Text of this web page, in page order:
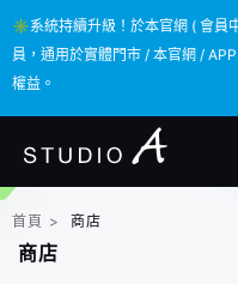
✳️系統持續升級！於本官網 ( 會員
員，通用於實體門市 / 本官網 /
權益。
✳️系統持續升級！於本官網 ( 會員
員，通用於實體門市 / 本官網 /
權益。
首頁 > 商店
商店